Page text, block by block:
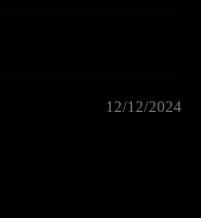
12/12/2024